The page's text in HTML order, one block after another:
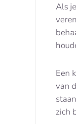
Als
Een
van
zich